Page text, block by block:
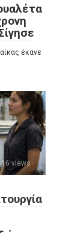
έκανε
views